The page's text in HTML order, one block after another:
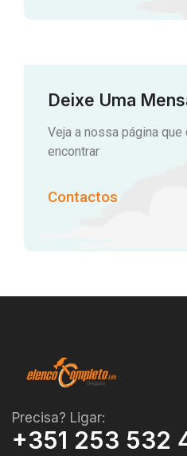
Deixe Uma
Veja a nossa página
encontrar
Contactos
Precisa? Ligar:
+351 253 532